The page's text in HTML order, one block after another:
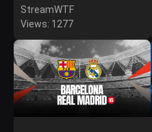
StreamWTF
Views: 1277